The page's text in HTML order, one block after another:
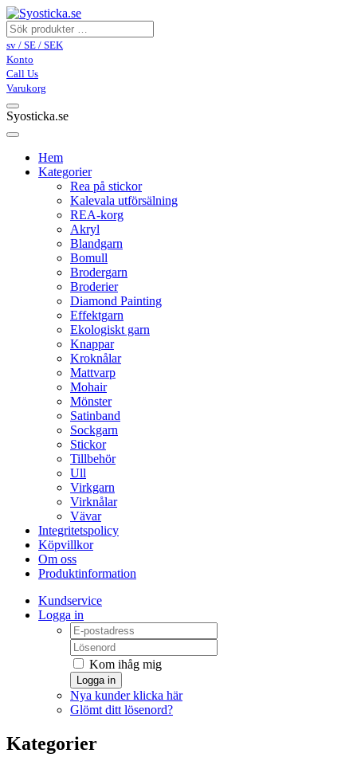
sv / SE / SEK
Konto
Call Us
Varukorg
Syosticka.se
Hem
Kategorier
Rea på stickor
Kalevala utförsälning
REA-korg
Akryl
Blandgarn
Bomull
Brodergarn
Broderier
Diamond Painting
Effektgarn
Ekologiskt garn
Knappar
Kroknålar
Mattvarp
Mohair
Mönster
Satinband
Sockgarn
Stickor
Tillbehör
Ull
Virkgarn
Virknålar
Vävar
Integritetspolicy
Köpvillkor
Om oss
Produktinformation
Kundservice
Logga in
Kom ihåg mig
Logga in
Nya kunder klicka här
Glömt ditt lösenord?
Kategorier